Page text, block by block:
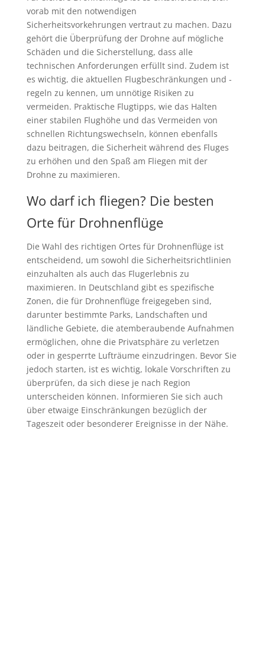
vorab mit den notwendigen
Sicherheitsvorkehrungen vertraut zu machen. Dazu
gehört die Überprüfung der Drohne auf mögliche
Schäden und die Sicherstellung, dass alle
technischen Anforderungen erfüllt sind. Zudem ist
es wichtig, die aktuellen Flugbeschränkungen und -
regeln zu kennen, um unnötige Risiken zu
vermeiden. Praktische Flugtipps, wie das Halten
einer stabilen Flughöhe und das Vermeiden von
schnellen Richtungswechseln, können ebenfalls
dazu beitragen, die Sicherheit während des Fluges
zu erhöhen und den Spaß am Fliegen mit der
Drohne zu maximieren.
Wo darf ich fliegen? Die besten
Orte für Drohnenflüge
Die Wahl des richtigen Ortes für Drohnenflüge ist
entscheidend, um sowohl die Sicherheitsrichtlinien
einzuhalten als auch das Flugerlebnis zu
maximieren. In Deutschland gibt es spezifische
Zonen, die für Drohnenflüge freigegeben sind,
darunter bestimmte Parks, Landschaften und
ländliche Gebiete, die atemberaubende Aufnahmen
ermöglichen, ohne die Privatsphäre zu verletzen
oder in gesperrte Lufträume einzudringen. Bevor Sie
jedoch starten, ist es wichtig, lokale Vorschriften zu
überprüfen, da sich diese je nach Region
unterscheiden können. Informieren Sie sich auch
über etwaige Einschränkungen bezüglich der
Tageszeit oder besonderer Ereignisse in der Nähe.